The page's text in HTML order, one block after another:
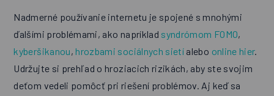
Nadmerné používanie internetu je spojené s mnohými
ďalšími problémami, ako napríklad syndrómom FOMO,
kyberšikanou,hrozbami sociálnych sietí alebo online hier.
Udržujte si prehľad o hroziacich rizikách, aby ste svojim
deťom vedeli pomôcť pri riešení problémov. Aj keď sa